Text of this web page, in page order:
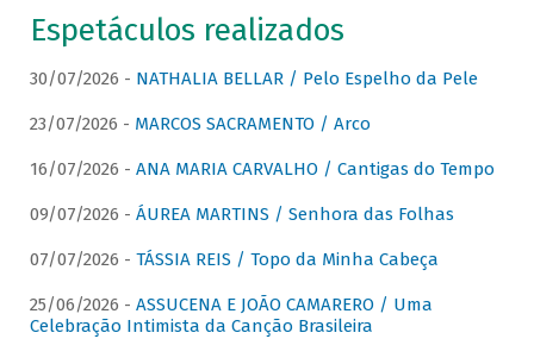
Espetáculos realizados
30/07/2026 - NATHALIA BELLAR / Pelo Espelho da Pele
23/07/2026 - MARCOS SACRAMENTO / Arco
16/07/2026 - ANA MARIA CARVALHO / Cantigas do Tempo
09/07/2026 - ÁUREA MARTINS / Senhora das Folhas
07/07/2026 - TÁSSIA REIS / Topo da Minha Cabeça
25/06/2026 - ASSUCENA E JOÃO CAMARERO / Uma
Celebração Intimista da Canção Brasileira